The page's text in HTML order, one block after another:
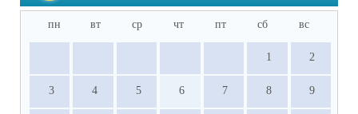
пн вт ср чт пт сб вс
1 2
3 4 5 6 7 8 9